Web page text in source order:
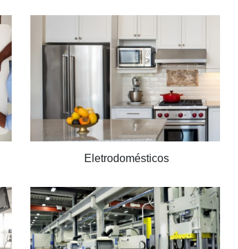
Eletrodomésticos